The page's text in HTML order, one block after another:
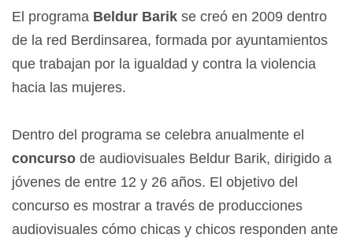
El programa Beldur Barik se creó en 2009 dentro
de la red Berdinsarea, formada por ayuntamientos
que trabajan por la igualdad y contra la violencia
hacia las mujeres.
Dentro del programa se celebra anualmente el
concurso de audiovisuales Beldur Barik, dirigido a
jóvenes de entre 12 y 26 años. El objetivo del
concurso es mostrar a través de producciones
audiovisuales cómo chicas y chicos responden ante